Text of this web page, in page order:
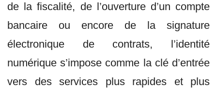
de la fiscalité, de l’ouverture d’un compte
bancaire ou encore de la signature
électronique de contrats, l’identité
numérique s’impose comme la clé d’entrée
vers des services plus rapides et plus